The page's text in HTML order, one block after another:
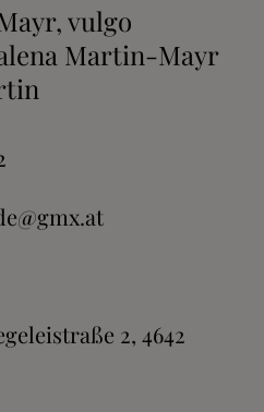
vulgo
Martin-Mayr
2, 4642